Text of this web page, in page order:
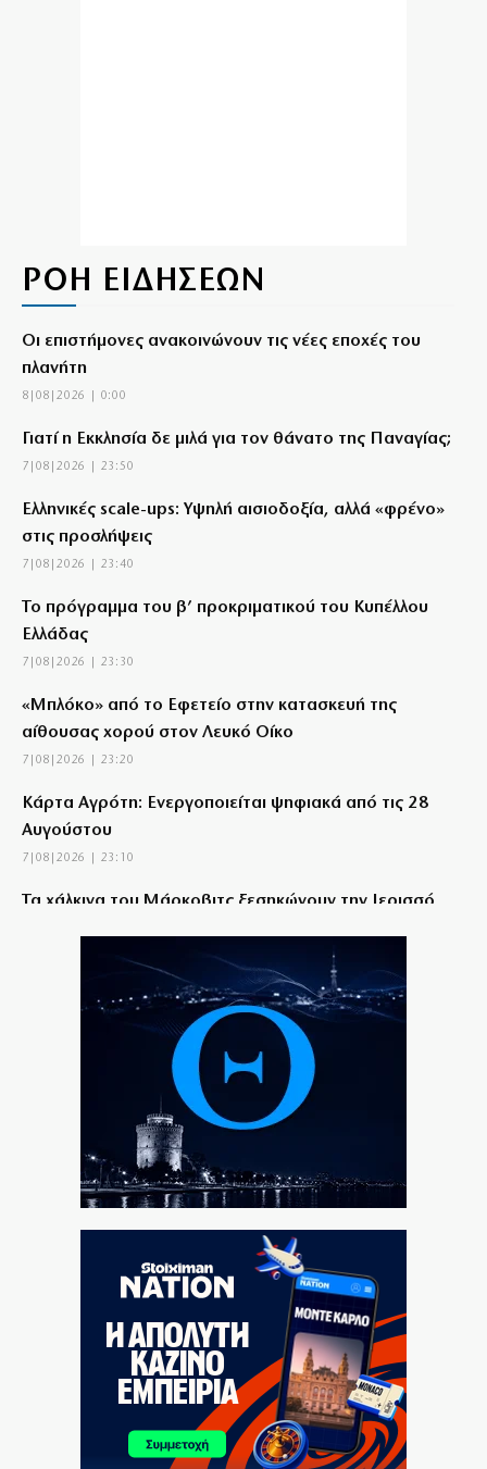
ΡΟΗ ΕΙΔΗΣΕΩΝ
Οι επιστήμονες ανακοινώνουν τις νέες εποχές του
πλανήτη
8|08|2026 | 0:00
Γιατί η Εκκλησία δε μιλά για τον θάνατο της Παναγίας;
7|08|2026 | 23:50
Ελληνικές scale-ups: Υψηλή αισιοδοξία, αλλά «φρένο»
στις προσλήψεις
7|08|2026 | 23:40
Το πρόγραμμα του β’ προκριματικού του Κυπέλλου
Ελλάδας
7|08|2026 | 23:30
«Μπλόκο» από το Εφετείο στην κατασκευή της
αίθουσας χορού στον Λευκό Οίκο
7|08|2026 | 23:20
Κάρτα Αγρότη: Ενεργοποιείται ψηφιακά από τις 28
Αυγούστου
7|08|2026 | 23:10
Τα χάλκινα του Μάρκοβιτς ξεσηκώνουν την Ιερισσό
Σύλληψη τριών ατόμων για εισαγωγή και διακίνηση 18
κιλών SKUNK
Γιατί η Ευρώπη παραμένει ευάλωτη στο φυσικό αέριο
Πτήση Ryanair: Νέα δεδομένα και αγωγές για το
σπασμένο παράθυρο στο αεροπλάνο!
7|08|2026 | 22:35
Ριζοσπαστική «Αντιγόνη» συναντά τον σύγχρονο
χορό στην Επίδαυρο
7|08|2026 | 22:30
Ρομά εμβόλιζε επανειλημμένα σταθμευμένο όχημα
μετά από καβγά (βίντεο)
7|08|2026 | 22:20
CVC: Στο 1,1 δισ. € η τιμή εκκίνησης για 3 νέα